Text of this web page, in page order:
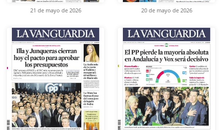
21 de mayo de 2026 20 de mayo de 2026